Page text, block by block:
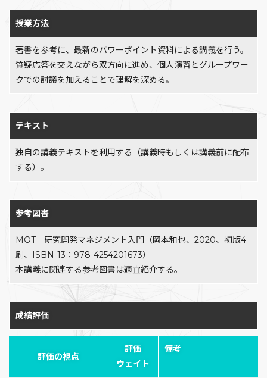
授業方法
著書を参考に、最新のパワーポイント資料による講義を行う。
質疑応答を交えながら双方向に進め、個人演習とグループワー
クでの討議を加えることで理解を深める。
テキスト
独自の講義テキストを利用する（講義時もしくは講義前に配布
する）。
参考図書
MOT 研究開発マネジメント入門（岡本和也、2020、初版4
刷、ISBN-13：978-4254201673）
本講義に関連する参考図書は適宜紹介する。
成績評価
評価の視点
評価
ウェイト
備考